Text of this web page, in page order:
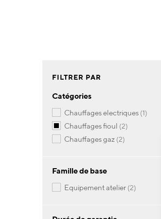
FILTRER PAR
Catégories
chauffages electriques 1article
chauffages fioul 2articles
chauffages gaz 2articles
Famille de base
equipement atelier 2articles